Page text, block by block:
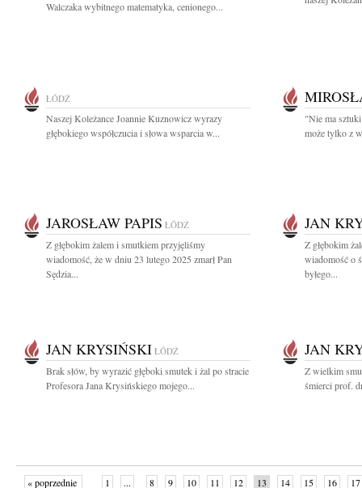
Walczaka wybitnego matematyka, cenionego...
ŁÓDŹ
Naszej Koleżance Joannie Kuznowicz wyrazy
głębokiego współczucia i słowa wsparcia w...
"Nie ma
może tylko z
JAROSŁAW PAPIS ŁÓDŹ
Z głębokim żalem i smutkiem przyjęliśmy
wiadomość, że w dniu 23 lutego 2025 zmarł Pan
Sędzia...
JAN
Z głębokim
wiadomość o
byłego...
JAN KRYSIŃSKI ŁÓDŹ
Brak słów, by wyrazić głęboki smutek i żal po stracie
Profesora Jana Krysińskiego mojego...
JAN
Z wielkim
śmierci prof.
« poprzednie 1 ... 8 9 10 11 12 13 14 15 16 17